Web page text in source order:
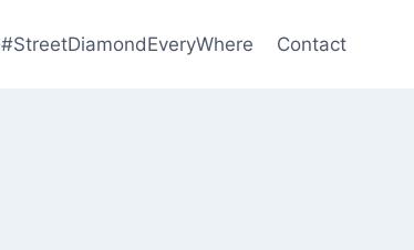
#StreetDiamondEveryWhere Contact